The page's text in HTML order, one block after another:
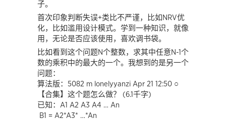
子。
首次印象判断失误+类比不严谨，比如NRV优
化，比如滥用设计模式。学到一种知识，就像
用，无论是否应该使用，喜欢调书袋。
比如看到这个问题N个整数，求其中任意N-1个
数的乘积中的最大的一个。我想到的是另一个
问题：
算法版：5082 m lonelyyanzi Apr 21 12:50 ○
【合集】这个题怎么做？ (6.1千字)
已知：A1 A2 A3 A4 … An
B1 = A2*A3* …*An